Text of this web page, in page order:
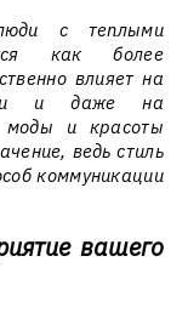
с теплыми
как более
влияет на
и даже на
моды и красоты
ведь стиль
коммуникации
вашего